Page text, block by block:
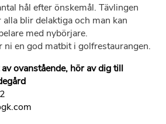
hål efter önskemål. Tävlingen
blir delaktiga och man kan
med nybörjare.
ni en god matbit i golfrestaurangen.
ovanstående, hör av dig till